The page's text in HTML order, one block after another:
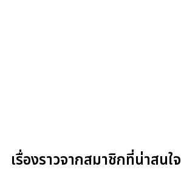
เรื่องราวจากสมาชิกที่น่าสนใจ